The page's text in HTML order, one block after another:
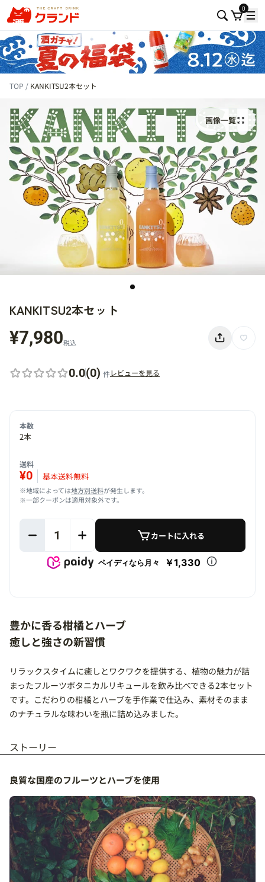
0
TOP KANKITSU2本セット
画像一覧
KANKITSU2本セット
¥7,980税込
0.0(0) 件レビューを見る
本数
2本
送料
¥0 基本送料無料
※地域によっては地方別送料が発生します。
※一部クーポンは適用対象外です。
1 カートに入れる
ペイディなら月々 ￥1,330
豊かに香る柑橘とハーブ
癒しと強さの新習慣
リラックスタイムに癒しとワクワクを提供する、植物の魅力が詰
まったフルーツボタニカルリキュールを飲み比べできる2本セット
です。こだわりの柑橘とハーブを手作業で仕込み、素材そのまま
のナチュラルな味わいを瓶に詰め込みました。
ストーリー
良質な国産のフルーツとハーブを使用